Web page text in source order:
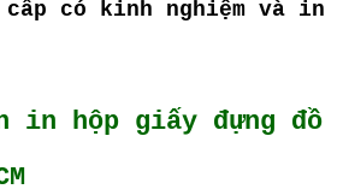
cấp có kinh nghiệm và in
in hộp giấy đựng đồ